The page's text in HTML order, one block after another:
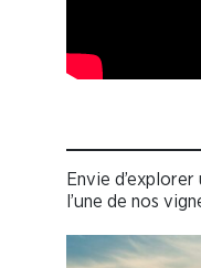
Envie
l’une de nos